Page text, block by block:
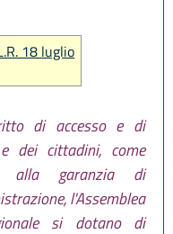
18 luglio
di accesso e di
dei cittadini, come
alla garanzia di
l'Assemblea
si dotano di